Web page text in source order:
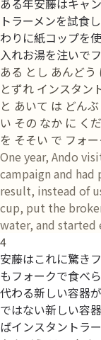
ある年安藤はキャ
トラーメンを試食
わりに紙コップを
入れお湯を注いで
ある とし あんど
とずれ インスタン
と あいて は どん
い その なか に く
を そそい で フォ
One year, Ando
campaign and
result, instead of
cup, put the
water, and
4
安藤はこれに驚き
もフォークで食べ
代わる新しい容器
ではない新しい容
ばインスタントラ